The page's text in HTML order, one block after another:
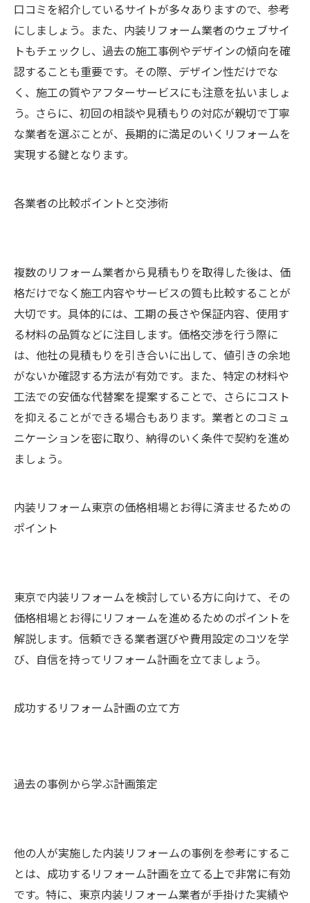
口コミを紹介しているサイトが多々ありますので、参考
にしましょう。また、内装リフォーム業者のウェブサイ
トもチェックし、過去の施工事例やデザインの傾向を確
認することも重要です。その際、デザイン性だけでな
く、施工の質やアフターサービスにも注意を払いましょ
う。さらに、初回の相談や見積もりの対応が親切で丁寧
な業者を選ぶことが、長期的に満足のいくリフォームを
実現する鍵となります。
各業者の比較ポイントと交渉術
複数のリフォーム業者から見積もりを取得した後は、価
格だけでなく施工内容やサービスの質も比較することが
大切です。具体的には、工期の長さや保証内容、使用す
る材料の品質などに注目します。価格交渉を行う際に
は、他社の見積もりを引き合いに出して、値引きの余地
がないか確認する方法が有効です。また、特定の材料や
工法での安価な代替案を提案することで、さらにコスト
を抑えることができる場合もあります。業者とのコミュ
ニケーションを密に取り、納得のいく条件で契約を進め
ましょう。
内装リフォーム東京の価格相場とお得に済ませるための
ポイント
東京で内装リフォームを検討している方に向けて、その
価格相場とお得にリフォームを進めるためのポイントを
解説します。信頼できる業者選びや費用設定のコツを学
び、自信を持ってリフォーム計画を立てましょう。
成功するリフォーム計画の立て方
過去の事例から学ぶ計画策定
他の人が実施した内装リフォームの事例を参考にするこ
とは、成功するリフォーム計画を立てる上で非常に有効
です。特に、東京内装リフォーム業者が手掛けた実績や